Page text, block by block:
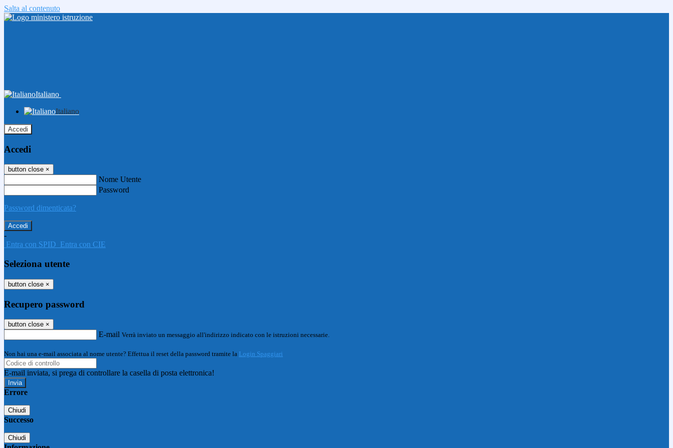
Salta al contenuto
Italiano
Italiano
Accedi
Accedi
button close ×
Nome Utente
Password
Password dimenticata?
-
Entra con SPID Entra con CIE
Seleziona utente
button close ×
Recupero password
button close ×
E-mail Verrà inviato un messaggio all'indirizzo indicato con le istruzioni necessarie.
Non hai una e-mail associata al nome utente? Effettua il reset della password tramite la Login Spaggiari
E-mail inviata, si prega di controllare la casella di posta elettronica!
Errore
Chiudi
Successo
Chiudi